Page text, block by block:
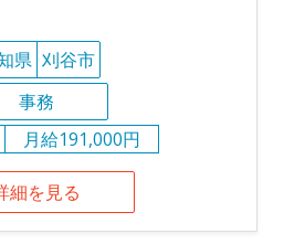
県 刈谷市
事務
月給191,000円
細を見る